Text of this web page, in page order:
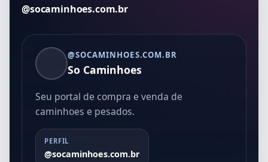
@socaminhoes.com.br
@SOCAMINHOES.COM.BR
So Caminhoes
Seu portal de compra e venda de
caminhoes e pesados.
PERFIL
@socaminhoes.com.br